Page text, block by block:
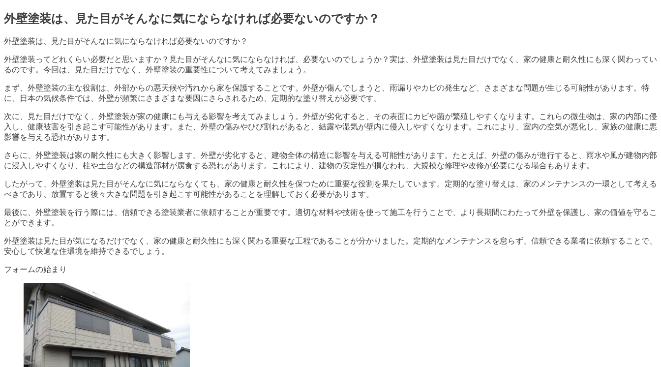
外壁塗装は、見た目がそんなに気にならなければ必要ないのですか？
外壁塗装は、見た目がそんなに気にならなければ必要ないのですか？
外壁塗装ってどれくらい必要だと思いますか？見た目がそんなに気にならなければ、必要ないのでしょうか？実は、外壁塗装は見た目だけでなく、家の健康と耐久性にも深く関わってい
るのです。今回は、見た目だけでなく、外壁塗装の重要性について考えてみましょう。
まず、外壁塗装の主な役割は、外部からの悪天候や汚れから家を保護することです。外壁が傷んでしまうと、雨漏りやカビの発生など、さまざまな問題が生じる可能性があります。特
に、日本の気候条件では、外壁が頻繁にさまざまな要因にさらされるため、定期的な塗り替えが必要です。
次に、見た目だけでなく、外壁塗装が家の健康にも与える影響を考えてみましょう。外壁が劣化すると、その表面にカビや菌が繁殖しやすくなります。これらの微生物は、家の内部に侵
入し、健康被害を引き起こす可能性があります。また、外壁の傷みやひび割れがあると、結露や湿気が壁内に侵入しやすくなります。これにより、室内の空気が悪化し、家族の健康に悪
影響を与える恐れがあります。
さらに、外壁塗装は家の耐久性にも大きく影響します。外壁が劣化すると、建物全体の構造に影響を与える可能性があります。たとえば、外壁の傷みが進行すると、雨水や風が建物内部
に浸入しやすくなり、柱や土台などの構造部材が腐食する恐れがあります。これにより、建物の安定性が損なわれ、大規模な修理や改修が必要になる場合もあります。
したがって、外壁塗装は見た目がそんなに気にならなくても、家の健康と耐久性を保つために重要な役割を果たしています。定期的な塗り替えは、家のメンテナンスの一環として考える
べきであり、放置すると後々大きな問題を引き起こす可能性があることを理解しておく必要があります。
最後に、外壁塗装を行う際には、信頼できる塗装業者に依頼することが重要です。適切な材料や技術を使って施工を行うことで、より長期間にわたって外壁を保護し、家の価値を守るこ
とができます。
外壁塗装は見た目が気になるだけでなく、家の健康と耐久性にも深く関わる重要な工程であることが分かりました。定期的なメンテナンスを怠らず、信頼できる業者に依頼することで、
安心して快適な住環境を維持できるでしょう。
フォームの始まり